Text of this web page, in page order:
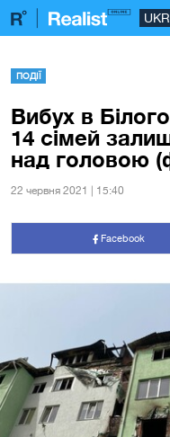
ПОДІЇ
Вибух в
14 сімей
над головою
22 червня 2021 | 15:40
Facebook